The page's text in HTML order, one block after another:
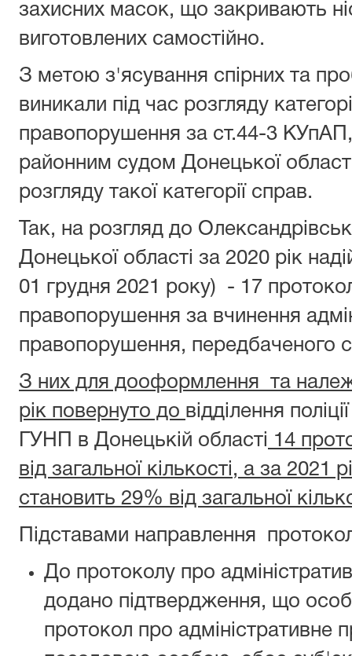
захисних масок, що закривають
виготовлених самостійно.
З метою з'ясування спірних та
виникали під час розгляду
правопорушення за ст.44-3
районним судом Донецької
розгляду такої категорії справ.
Так, на розгляд до
Донецької області за 2020 рік
01 грудня 2021 року) - 17
правопорушення за вчинення
правопорушення, передбаченого
З них для дооформлення та
рік повернуто до відділення
ГУНП в Донецькій області 14
від загальної кількості, а за 2021
становить 29% від загальної
Підставами направлення
До протоколу про
додано підтвердження, що
протокол про адміністративне